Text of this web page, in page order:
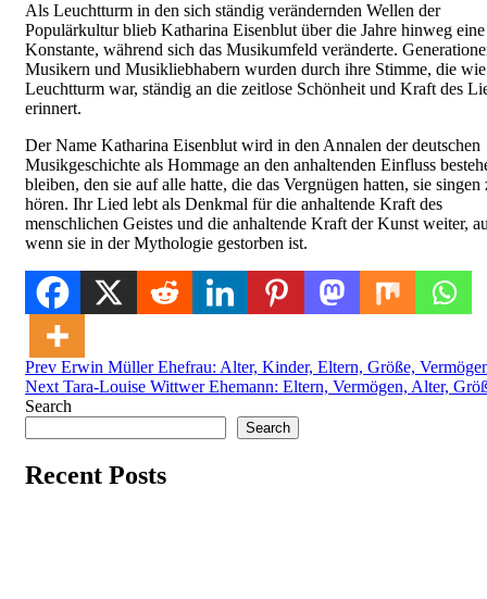
Als Leuchtturm in den sich ständig verändernden Wellen der
Populärkultur blieb Katharina Eisenblut über die Jahre hinweg eine
Konstante, während sich das Musikumfeld veränderte.
Musikern und Musikliebhabern wurden durch ihre Stimme, die
Leuchtturm war, ständig an die zeitlose Schönheit und Kraft des
erinnert.
Der Name Katharina Eisenblut wird in den Annalen der deutschen
Musikgeschichte als Hommage an den anhaltenden Einfluss
bleiben, den sie auf alle hatte, die das Vergnügen hatten, sie singen
hören. Ihr Lied lebt als Denkmal für die anhaltende Kraft des
menschlichen Geistes und die anhaltende Kraft der Kunst weiter,
wenn sie in der Mythologie gestorben ist.
Posted inUncategorized
Post
navigation
Prev Erwin Müller Ehefrau: Alter, Kinder, Eltern, Größe,
Next Tara-Louise Wittwer Ehemann: Eltern, Vermögen, Alter,
Search
Search
Recent Posts